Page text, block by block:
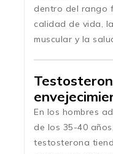
dentro del rango
calidad de vida,
muscular y la
En los hombres
de los 35-40
testosterona